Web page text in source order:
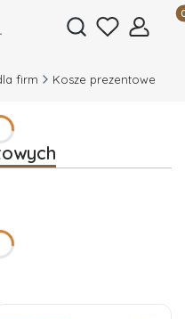
Otwórz
firm Kosze prezentowe